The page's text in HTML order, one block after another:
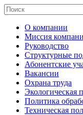
О компании
Миссия
Руководство
Структурные
Абонентские
Вакансии
Охрана труда
Экологическая
Политика
Техническая